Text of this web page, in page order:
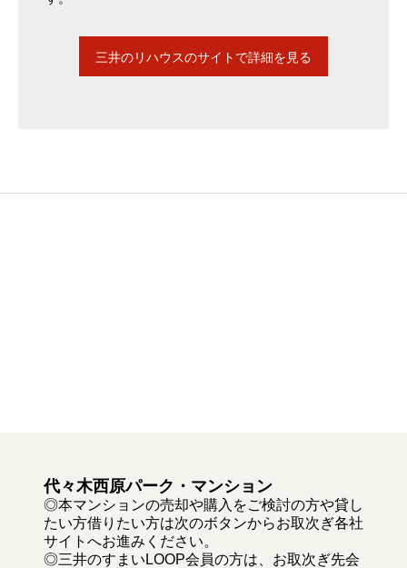
三井のリハウスのサイトで詳細を見る
代々木西原パーク・マンション
◎本マンションの売却や購入をご検討の方や貸し
たい方借りたい方は次のボタンからお取次ぎ各社
サイトへお進みください。
◎三井のすまいLOOP会員の方は、お取次ぎ先会